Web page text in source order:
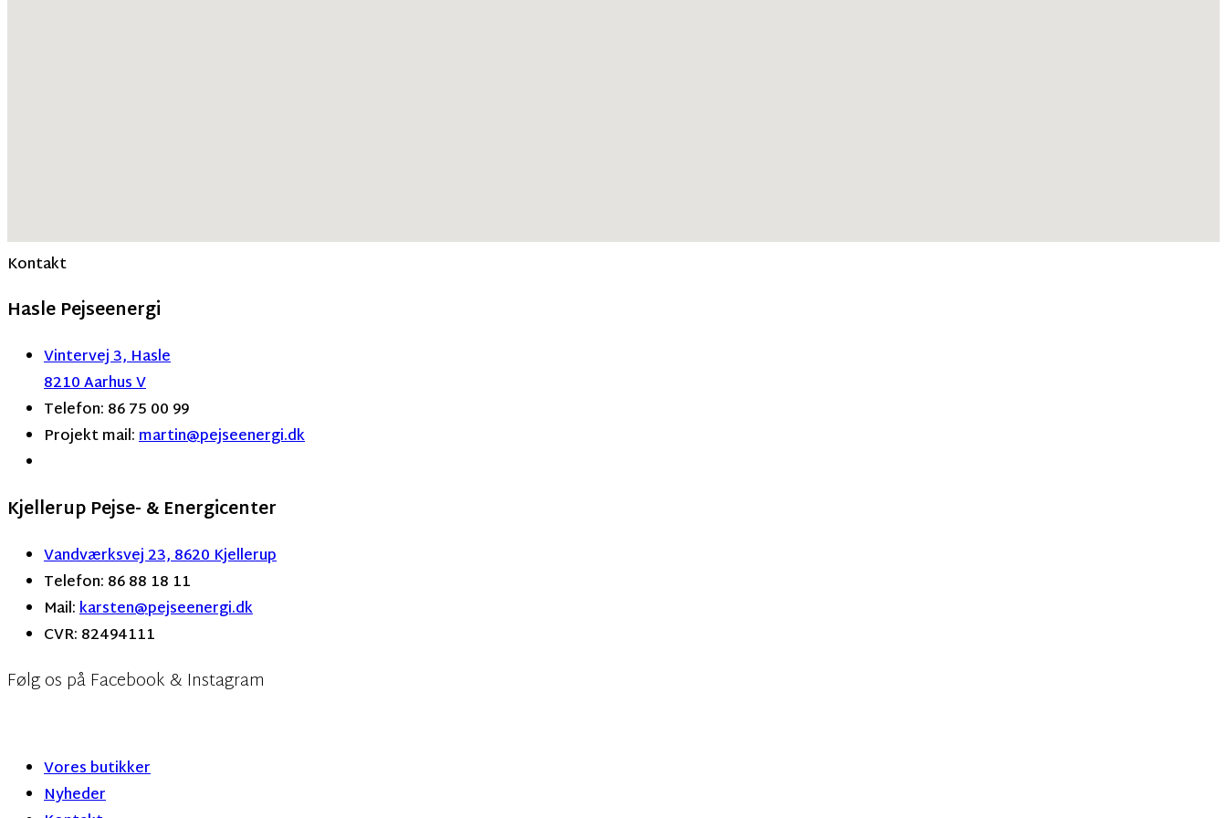
Kontakt
Hasle Pejseenergi
Vintervej 3, Hasle
8210 Aarhus V
Telefon: 86 75 00 99
Projekt mail:martin@pejseenergi.dk
Kjellerup Pejse- & Energicenter
Vandværksvej 23, 8620 Kjellerup
Telefon: 86 88 18 11
Mail:karsten@pejseenergi.dk
CVR: 82494111
Følg os på Facebook & Instagram
Vores butikker
Nyheder